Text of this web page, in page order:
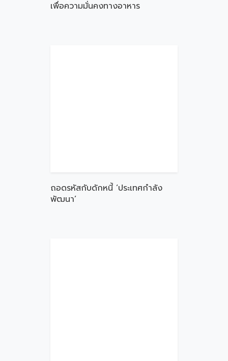
เพื่อความมั่นคงทางอาหาร
ถอดรหัสกับดักหนี้ ‘ประเทศกำลัง
พัฒนา’